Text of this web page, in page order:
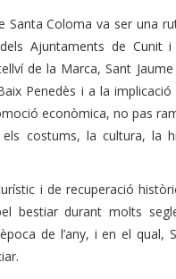
Santa Coloma va ser una
Ajuntaments de Cunit
de la Marca, Sant
Penedès i a la
econòmica, no pas
costums, la cultura, la
i de recuperació
bestiar durant molts
de l’any, i en el qual,